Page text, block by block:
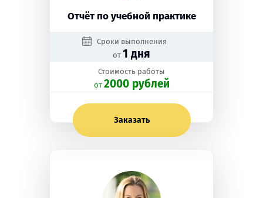
Отчёт по учебной практике
Сроки выполнения
от 1 дня
Стоимость работы
oт 2000 рублей
Заказать